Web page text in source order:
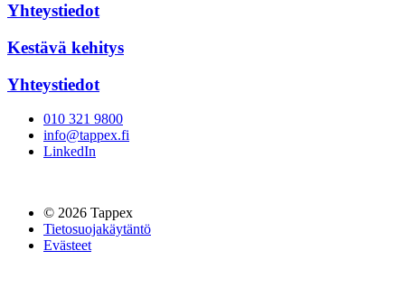
Yhteystiedot
Kestävä kehitys
Yhteystiedot
010 321 9800
info@tappex.fi
LinkedIn
© 2026 Tappex
Tietosuojakäytäntö
Evästeet